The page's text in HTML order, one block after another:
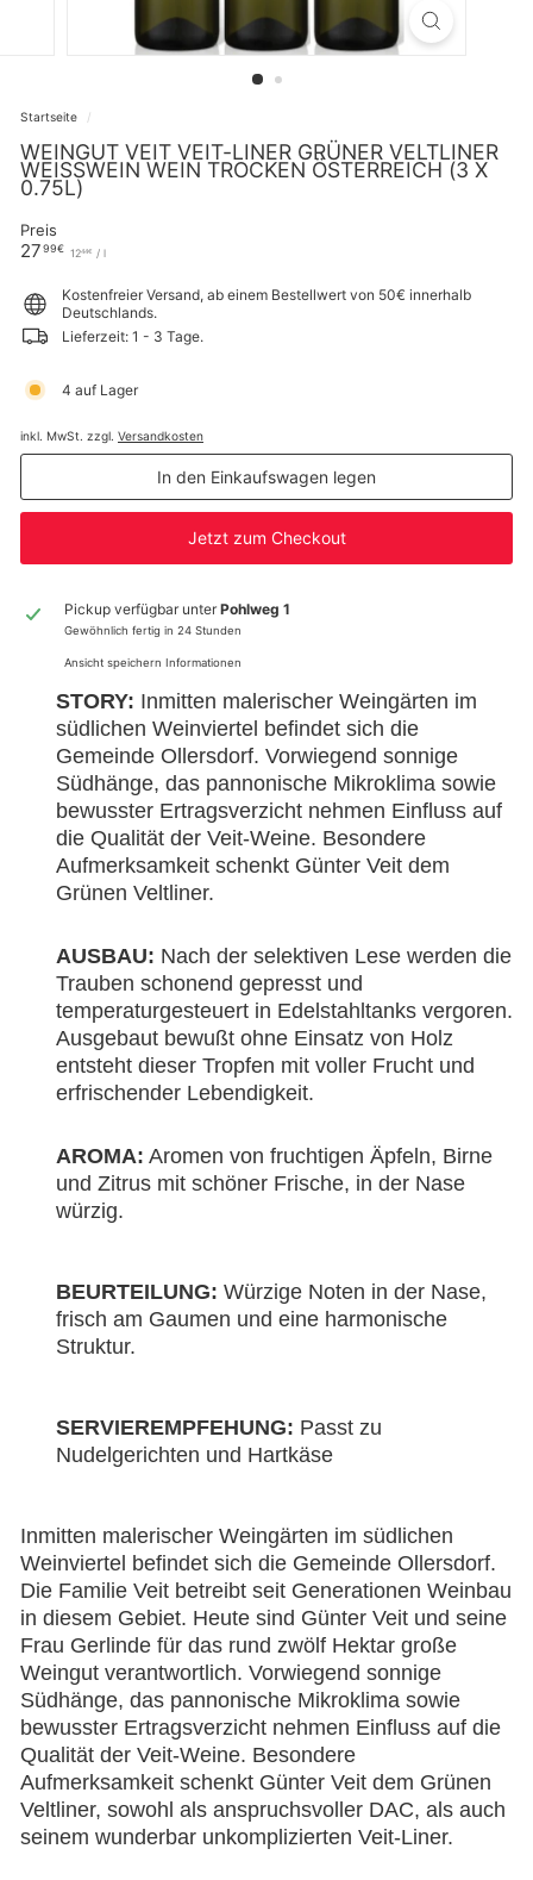
Startseite /
WEINGUT VEIT VEIT-LINER GRÜNER VELTLINER
WEISSWEIN WEIN TROCKEN ÖSTERREICH (3 X 0
.75L)
Preis
Normaler
2799€27,99€
1244€ 12,44€
/ l
Kostenfreier Versand, ab einem Bestellwert von 50€ innerhalb
Deutschlands.
Lieferzeit: 1 - 3 Tage.
4 auf Lager
inkl. MwSt. zzgl. Versandkosten
In den Einkaufswagen legen
Jetzt zum Checkout
Pickup verfügbar unter Pohlweg 1
Gewöhnlich fertig in 24 Stunden
Ansicht speichern Informationen
STORY: Inmitten malerischer Weingärten im
südlichen Weinviertel befindet sich die
Gemeinde Ollersdorf. Vorwiegend sonnige
Südhänge, das pannonische Mikroklima sowie
bewusster Ertragsverzicht nehmen Einfluss auf
die Qualität der Veit-Weine. Besondere
Aufmerksamkeit schenkt Günter Veit dem
Grünen Veltliner.
AUSBAU: Nach der selektiven Lese werden die
Trauben schonend gepresst und
temperaturgesteuert in Edelstahltanks vergoren.
Ausgebaut bewußt ohne Einsatz von Holz
entsteht dieser Tropfen mit voller Frucht und
erfrischender Lebendigkeit.
AROMA: Aromen von fruchtigen Äpfeln, Birne
und Zitrus mit schöner Frische, in der Nase
würzig.
BEURTEILUNG: Würzige Noten in der Nase,
frisch am Gaumen und eine harmonische
Struktur.
SERVIEREMPFEHUNG: Passt zu
Nudelgerichten und Hartkäse
Inmitten malerischer Weingärten im südlichen
Weinviertel befindet sich die Gemeinde Ollersdorf.
Die Familie Veit betreibt seit Generationen Weinbau
in diesem Gebiet. Heute sind Günter Veit und seine
Frau Gerlinde für das rund zwölf Hektar große
Weingut verantwortlich. Vorwiegend sonnige
Südhänge, das pannonische Mikroklima sowie
bewusster Ertragsverzicht nehmen Einfluss auf die
Qualität der Veit-Weine. Besondere
Aufmerksamkeit schenkt Günter Veit dem Grünen
Veltliner, sowohl als anspruchsvoller DAC, als auch
seinem wunderbar unkomplizierten Veit-Liner.